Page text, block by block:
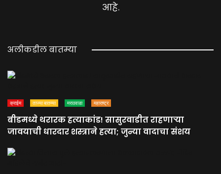
आहे.
अलीकडील बातम्या
क्राईम ताज्या बातम्या मराठवाडा महाराष्ट्र
बीडमध्ये थरारक हत्याकांड! सासुरवाडीत राहणाऱ्या
जावयाची धारदार शस्त्राने हत्या; जुन्या वादाचा संशय